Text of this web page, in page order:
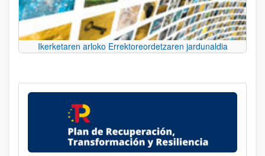
Ikerketaren arloko Errektoreordetzaren jardunaldia